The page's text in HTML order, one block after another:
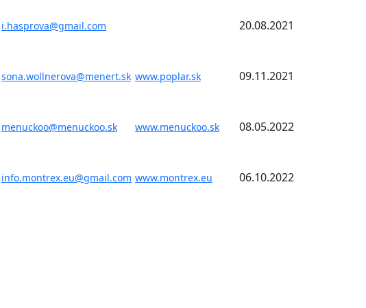
i.hasprova@gmail.com 20.08.2021
sona.wollnerova@menert.sk www.poplar.sk 09.11.2021
menuckoo@menuckoo.sk www.menuckoo.sk 08.05.2022
info.montrex.eu@gmail.com www.montrex.eu 06.10.2022